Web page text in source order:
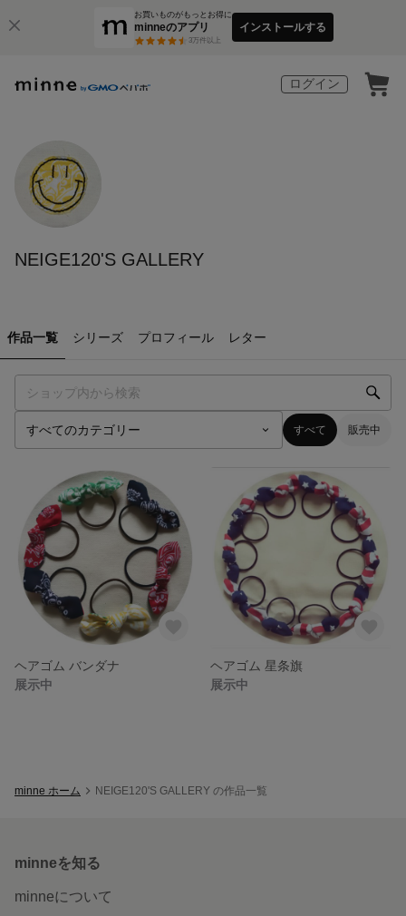
お買いものがもっとお得に
minneのアプリ
3万件以上
インストールする
ログイン
NEIGE120'S GALLERY
作品一覧 シリーズ プロフィール レター
すべて 販売中
ヘアゴム バンダナ
展示中
ヘアゴム 星条旗
展示中
minne ホーム NEIGE120'S GALLERY の作品一覧
minneを知る
minneについて